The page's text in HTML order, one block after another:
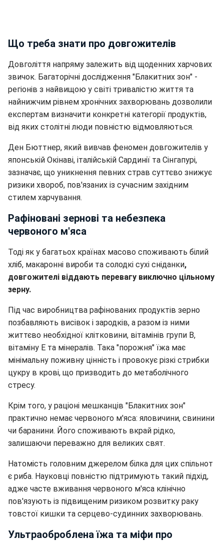
Що треба знати про довгожителів
Довголіття напряму залежить від щоденних харчових
звичок. Багаторічні дослідження "Блакитних зон" -
регіонів з найвищою у світі тривалістю життя та
найнижчим рівнем хронічних захворювань дозволили
експертам визначити конкретні категорії продуктів,
від яких столітні люди повністю відмовляються.
Ден Бюттнер, який вивчав феномен довгожителів у
японській Окінаві, італійській Сардинії та Сінгапурі,
зазначає, що уникнення певних страв суттєво знижує
ризики хвороб, пов'язаних із сучасним західним
стилем харчування.
Рафіновані зернові та небезпека
червоного м'яса
Тоді як у багатьох країнах масово споживають білий
хліб, макаронні вироби та солодкі сухі сніданки,
довгожителі віддають перевагу виключно цільному
зерну.
Під час виробництва рафінованих продуктів зерно
позбавляють висівок і зародків, а разом із ними
життєво необхідної клітковини, вітамінів групи B,
вітаміну E та мінералів. Така "порожня" їжа має
мінімальну поживну цінність і провокує різкі стрибки
цукру в крові, що призводить до метаболічного
стресу.
Крім того, у раціоні мешканців "Блакитних зон"
практично немає червоного м'яса: яловичини, свинини
чи баранини. Його споживають вкрай рідко,
залишаючи переважно для великих свят.
Натомість головним джерелом білка для цих спільнот
є риба. Науковці повністю підтримують такий підхід,
адже часте вживання червоного м'яса клінічно
пов'язують із підвищеним ризиком розвитку раку
товстої кишки та серцево-судинних захворювань.
Ультраоброблена їжа та міфи про